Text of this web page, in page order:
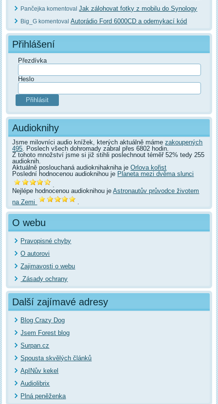
Pančejka komentovalJak zálohovat fotky z mobilu do Synology
Big_G komentovalAutorádio Ford 6000CD a odemykací kód
Přihlášení
Přezdívka
Heslo
Audioknihy
Jsme milovníci audio knížek, kterých aktuálně mámezakoupených
495 . Poslech všech dohromady zabral přes 6802 hodin.
Z tohoto množství jsme si již stihli poslechnout téměř 52% tedy 255
audioknih.
Aktuálně poslouchaná audioknihakniha jeOrlova kořist
Poslední hodnocenou audioknihou je Planeta mezi dvěma slunci
Nejlépe hodnocenou audioknihou jeAstronautův průvodce životem
na Zemi
.
O webu
Pravopisné chyby
O autorovi
Zajimavosti o webu
Zásady ochrany
Další zajímavé adresy
Blog Crazy Dog
Jsem Forest blog
Surpan.cz
Spousta skvělých článků
ApINův kekel
Audiolibrix
Plná peněženka